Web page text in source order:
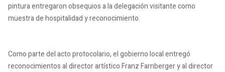
pintura entregaron obsequios a la delegación visitante como
muestra de hospitalidad y reconocimiento.
Como parte del acto protocolario, el gobierno local entregó
reconocimientos al director artístico Franz Farnberger y al director